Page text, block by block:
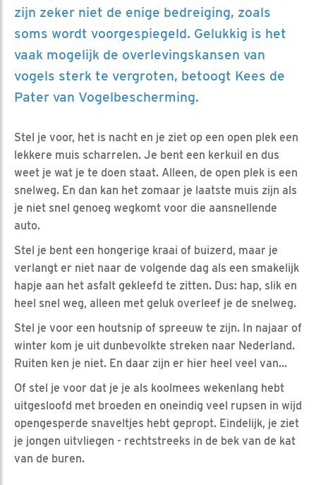
zijn zeker niet de enige bedreiging, zoals
soms wordt voorgespiegeld. Gelukkig is het
vaak mogelijk de overlevingskansen van
vogels sterk te vergroten, betoogt Kees de
Pater van Vogelbescherming.
Stel je voor, het is nacht en je ziet op een open plek een
lekkere muis scharrelen. Je bent een kerkuil en dus
weet je wat je te doen staat. Alleen, de open plek is een
snelweg. En dan kan het zomaar je laatste muis zijn als
je niet snel genoeg wegkomt voor die aansnellende
auto.
Stel je bent een hongerige kraai of buizerd, maar je
verlangt er niet naar de volgende dag als een smakelijk
hapje aan het asfalt gekleefd te zitten. Dus: hap, slik en
heel snel weg, alleen met geluk overleef je de snelweg.
Stel je voor een houtsnip of spreeuw te zijn. In najaar of
winter kom je uit dunbevolkte streken naar Nederland.
Ruiten ken je niet. En daar zijn er hier heel veel van…
Of stel je voor dat je je als koolmees wekenlang hebt
uitgesloofd met broeden en oneindig veel rupsen in wijd
opengesperde snaveltjes hebt gepropt. Eindelijk, je ziet
je jongen uitvliegen - rechtstreeks in de bek van de kat
van de buren.